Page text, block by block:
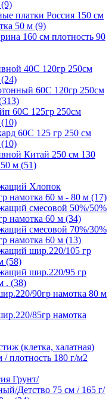
платки Россия 150 см
50 м (9)
160 см плотность 90
40С 120гр 250см
60С 120гр 250см
60С 125гр 250см
60С 125 гр 250 см
Китай 250 см 130
м (51)
Хлопок
намотка 60 м - 80 м (17)
смесовой 50%/50%
намотка 60 м (34)
смесовой 70%/30%
намотка 60 м (13)
шир.220/105 гр
(58)
шир.220/95 гр
. (38)
90гр намотка 80 м
85гр намотка
(клетка, халатная)
/ плотность 180 г/м2
Грунт/
Детство 75 см / 165 г/